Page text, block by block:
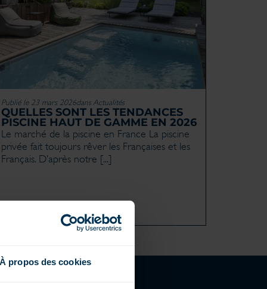
À propos des cookies
Publié le 23 mars 2026dans Actualités
QUELLES SONT LES TENDANCES
PISCINE HAUT DE GAMME EN 2026
Le marché de la piscine en France La piscine
privée fait toujours rêver les Françaises et les
Français. D’après notre [...]